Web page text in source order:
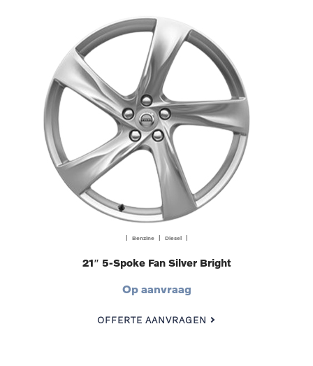
| Benzine | Diesel |
21″ 5-Spoke Fan Silver Bright
Op aanvraag
OFFERTE AANVRAGEN